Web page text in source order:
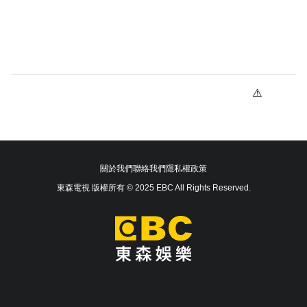
關於我們聯絡我們隱私權政策
東森電視 版權所有 © 2025 EBC All Rights Reserved.